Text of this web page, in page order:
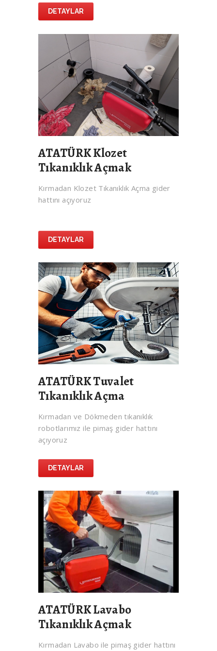
DETAYLAR
ATATÜRK Klozet
Tıkanıklık Açmak
Kırmadan Klozet Tıkanıklık Açma gider
hattını açıyoruz
DETAYLAR
ATATÜRK Tuvalet
Tıkanıklık Açma
Kırmadan ve Dökmeden tıkanıklık
robotlarımız ile pimaş gider hattını
açıyoruz
DETAYLAR
ATATÜRK Lavabo
Tıkanıklık Açmak
Kırmadan Lavabo ile pimaş gider hattını